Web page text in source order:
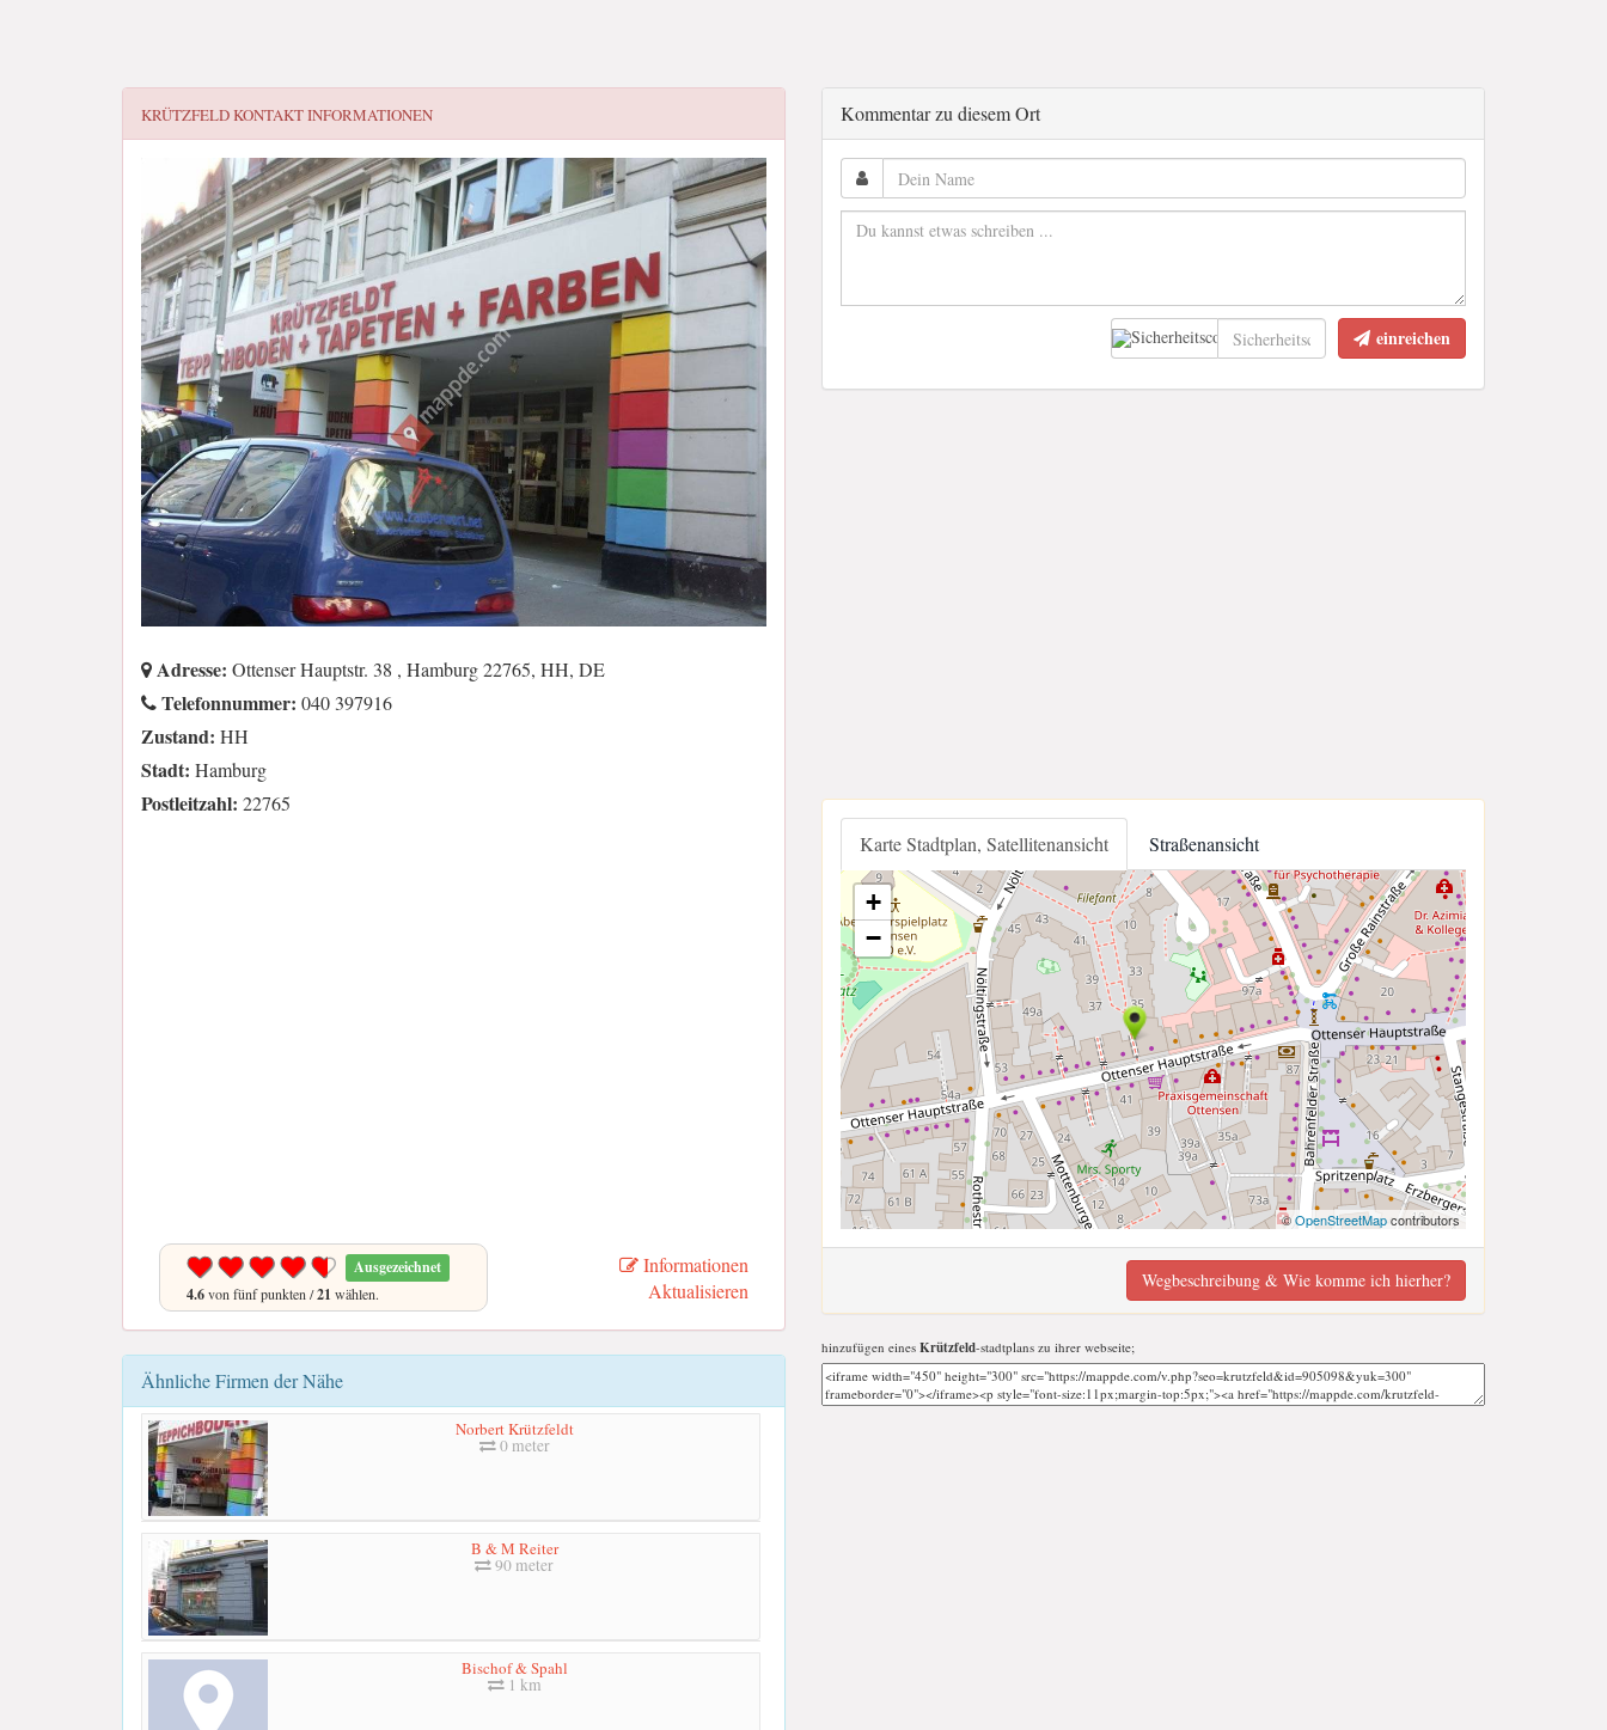
KRÜTZFELDKONTAKT INFORMATIONEN
Adresse: Ottenser Hauptstr. 38 , Hamburg 22765, HH, DE
Telefonnummer: 040 397916
Zustand: HH
Stadt: Hamburg
Postleitzahl: 22765
Ausgezeichnet
4.6von fünf punkten /21 wählen.
Informationen
Aktualisieren
Ähnliche Firmen der Nähe
Norbert Krützfeldt
0 meter
B & M Reiter
90 meter
Bischof & Spahl
1 km
Kommentar zu diesem Ort
einreichen
Karte Stadtplan, Satellitenansicht Straßenansicht
+
−
©OpenStreetMapcontributors
Wegbeschreibung & Wie komme ich hierher?
hinzufügen eines Krützfeld-stadtplans zu ihrer webseite;